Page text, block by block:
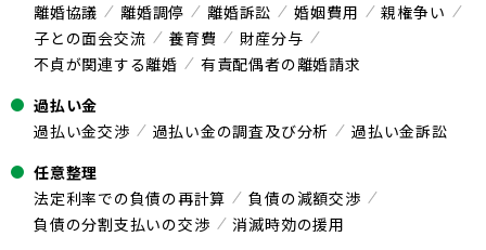
離婚協議
離婚調停 離婚訴訟 婚姻費用
親権争い
子との面会交流
養育費
財産分与
不貞が関連する離婚
有責配偶者の離婚請求
過払い金
過払い金交渉
過払い金の調査及び分析
過払い金訴訟
任意整理
法定利率での負債の再計算
負債の減額交渉
負債の分割支払いの交渉
消滅時効の援用